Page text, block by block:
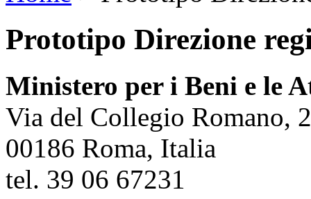
Prototipo Direzione
Ministero per i Beni e le
Via del Collegio Romano,
00186 Roma, Italia
tel. 39 06 67231